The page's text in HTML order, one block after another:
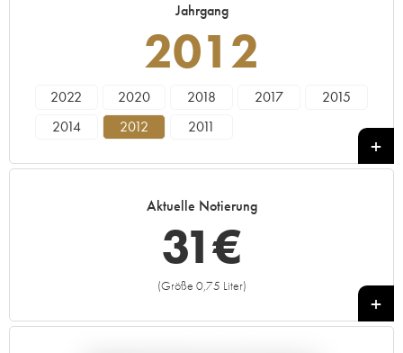
Jahrgang
2012
2022 2020 2018 2017
2015
2014
2012 2011
Aktuelle Notierung
31€
(Größe 0,75 Liter)
+